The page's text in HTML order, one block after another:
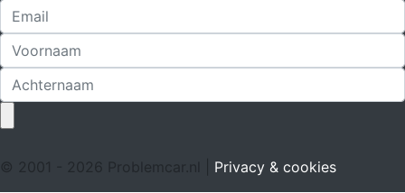
© 2001 - 2026 Problemcar.nl | Privacy & cookies